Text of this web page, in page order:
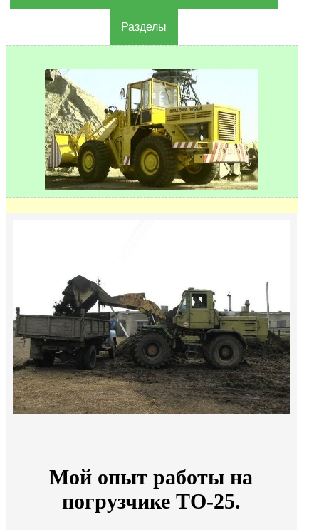
Разделы
Мой опыт работы на
погрузчике ТО-25.